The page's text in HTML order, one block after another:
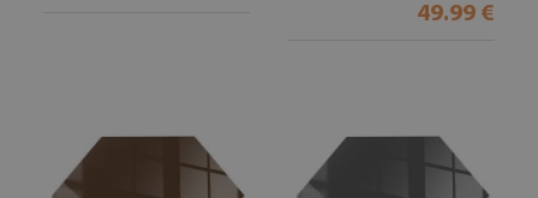
49.99 €